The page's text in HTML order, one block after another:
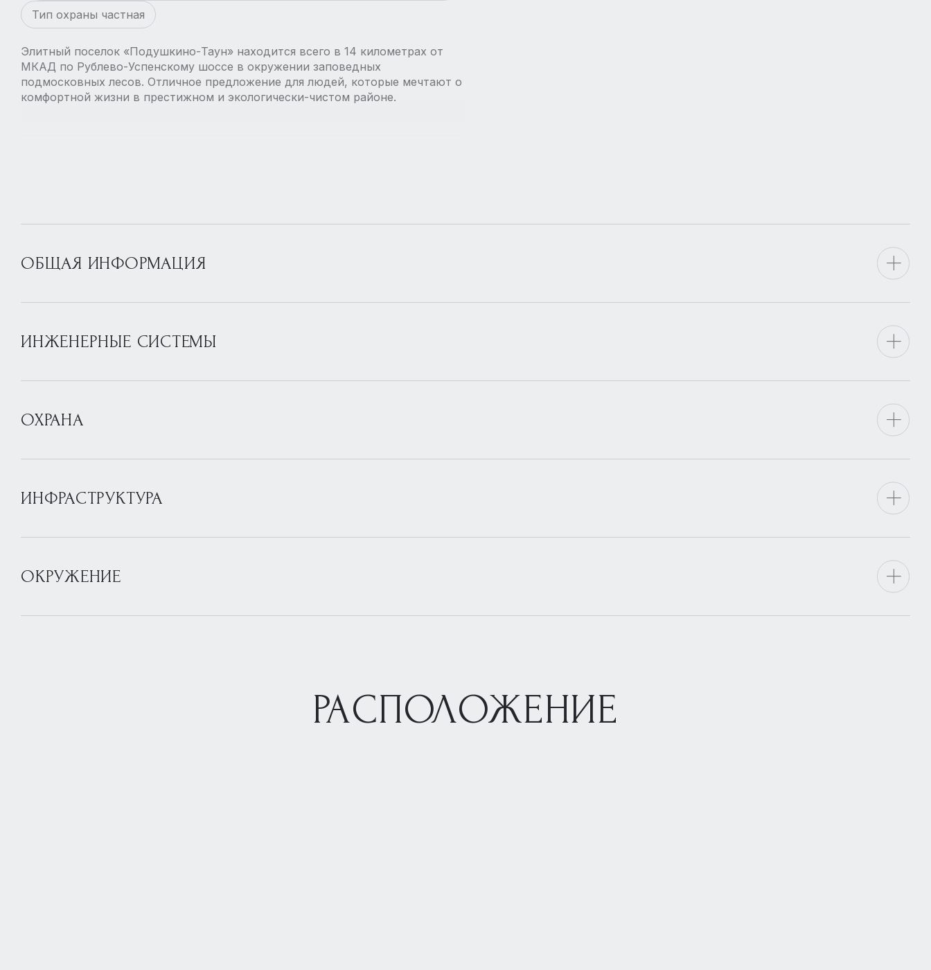
Тип охраны частная
Элитный поселок «Подушкино-Таун» находится всего в 14 километрах от
МКАД по Рублево-Успенскому шоссе в окружении заповедных
подмосковных лесов. Отличное предложение для людей, которые мечтают о
комфортной жизни в престижном и экологически-чистом районе.
ОБЩАЯ ИНФОРМАЦИЯ
ИНЖЕНЕРНЫЕ СИСТЕМЫ
ОХРАНА
ИНФРАСТРУКТУРА
ОКРУЖЕНИЕ
РАСПОЛОЖЕНИЕ